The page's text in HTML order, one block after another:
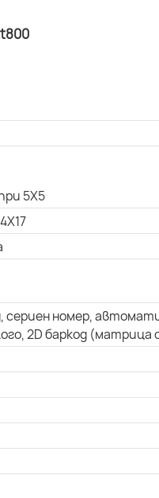
5X5
сериен номер,
2D баркод (матрица